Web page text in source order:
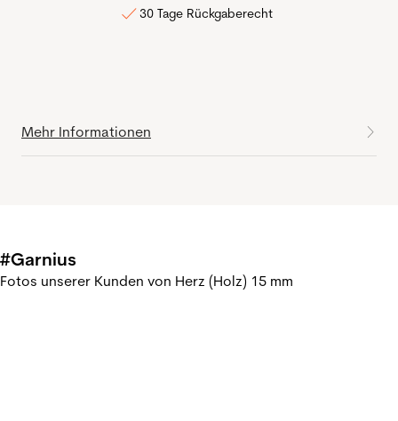
30 Tage Rückgaberecht
Mehr Informationen
#Garnius
Fotos unserer Kunden von Herz (Holz) 15 mm